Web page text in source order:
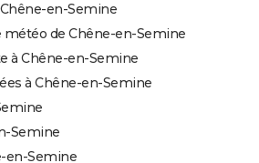
en-Semine
de Chêne-en-Semine
à Chêne-en-Semine
à Chêne-en-Semine
Semine
en-Semine